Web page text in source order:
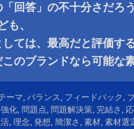
回答」の不十分さだろ
も、
ては、最高だと評価す
のブランドなら可能な
ーマ, バランス, フィードバック ,
化, 問題点, 問題解決策, 完結さ ,
, 理念, 発想, 簡潔さ , 素材, 素材選